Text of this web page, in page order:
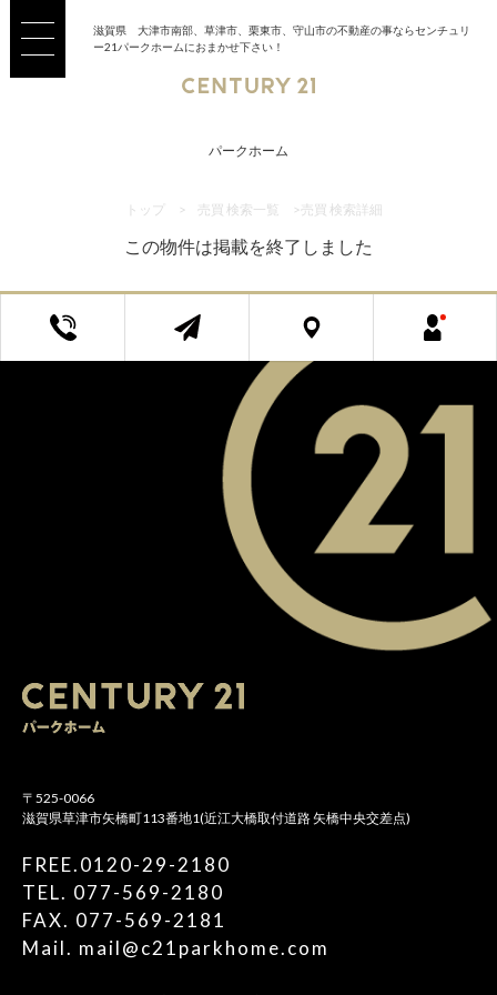
滋賀県 大津市南部、草津市、栗東市、守山市の不動産の事ならセンチュリ
ー21パークホームにおまかせ下さい！
パークホーム
トップ > 売買 検索一覧 > 売買 検索詳細
この物件は掲載を終了しました
〒525-0066
滋賀県草津市矢橋町113番地1(近江大橋取付道路 矢橋中央交差点)
FREE.0120-29-2180
TEL. 077-569-2180
FAX. 077-569-2181
Mail. mail@c21parkhome.com